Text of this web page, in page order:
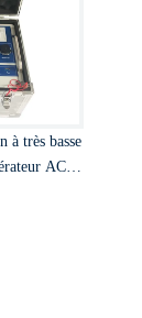
à très basse
AC